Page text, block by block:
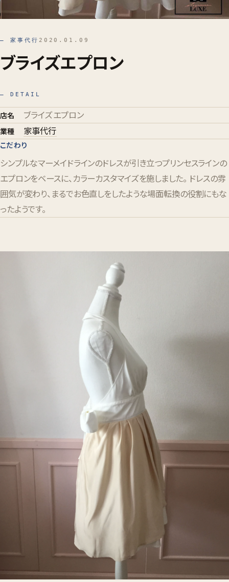
— 家事代行 2020.01.09
ブライズエプロン
— DETAIL
店名 ブライズエプロン
業種 家事代行
こだわり
シンプルなマーメイドラインのドレスが引き立つプリンセスラインの
エプロンをベースに、カラーカスタマイズを施しました。 ドレスの雰
囲気が変わり、まるでお色直しをしたような場面転換の役割にもな
ったようです。